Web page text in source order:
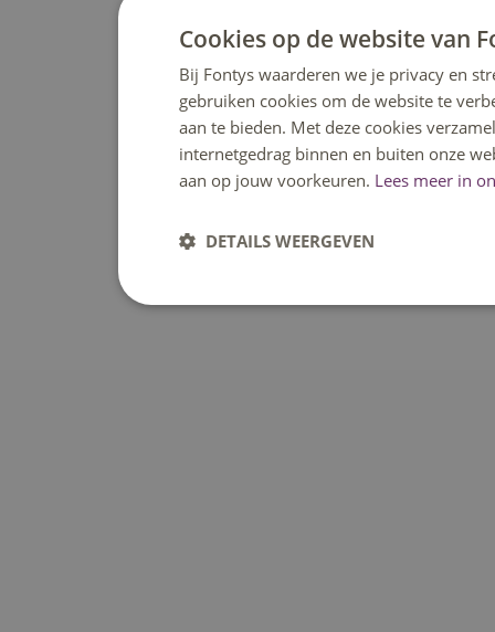
Cookies op de website van
Bij Fontys waarderen we je privacy en
gebruiken cookies om de website te
aan te bieden. Met deze cookies
internetgedrag binnen en buiten onze
aan op jouw voorkeuren. Lees meer in
DETAILS WEERGEVEN